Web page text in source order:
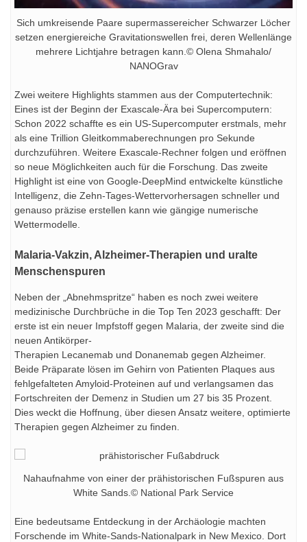
Sich umkreisende Paare supermassereicher Schwarzer Löcher
setzen energiereiche Gravitationswellen frei, deren Wellenlänge
mehrere Lichtjahre betragen kann.© Olena Shmahalo/
NANOGrav
Zwei weitere Highlights stammen aus der Computertechnik:
Eines ist der Beginn der Exascale-Ära bei Supercomputern:
Schon 2022 schaffte es ein US-Supercomputer erstmals, mehr
als eine Trillion Gleitkommaberechnungen pro Sekunde
durchzuführen. Weitere Exascale-Rechner folgen und eröffnen
so neue Möglichkeiten auch für die Forschung. Das zweite
Highlight ist eine von Google-DeepMind entwickelte künstliche
Intelligenz, die Zehn-Tages-Wettervorhersagen schneller und
genauso präzise erstellen kann wie gängige numerische
Wettermodelle.
Malaria-Vakzin, Alzheimer-Therapien und uralte
Menschenspuren
Neben der „Abnehmspritze“ haben es noch zwei weitere
medizinische Durchbrüche in die Top Ten 2023 geschafft: Der
erste ist ein neuer Impfstoff gegen Malaria, der zweite sind die
neuen Antikörper-
Therapien Lecanemab und Donanemab gegen Alzheimer.
Beide Präparate lösen im Gehirn von Patienten Plaques aus
fehlgefalteten Amyloid-Proteinen auf und verlangsamen das
Fortschreiten der Demenz in Studien um 27 bis 35 Prozent.
Dies weckt die Hoffnung, über diesen Ansatz weitere, optimierte
Therapien gegen Alzheimer zu finden.
Nahaufnahme von einer der prähistorischen Fußspuren aus
White Sands.© National Park Service
Eine bedeutsame Entdeckung in der Archäologie machten
Forschende im White-Sands-Nationalpark in New Mexico. Dort